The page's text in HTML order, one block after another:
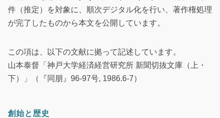
件（推定）を対象に、順次デジタル化を行い、著作権処理
が完了したものから本文を公開しています。
この項は、以下の文献に拠って記述しています。
山本泰督「神戸大学経済経営研究所 新聞切抜文庫（上・
下）」（『同朋』96-97号, 1986.6-7）
創始と歴史